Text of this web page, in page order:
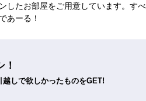
したお部屋をご用意しています。す
あーる！
！
越しで欲しかったものをGET!